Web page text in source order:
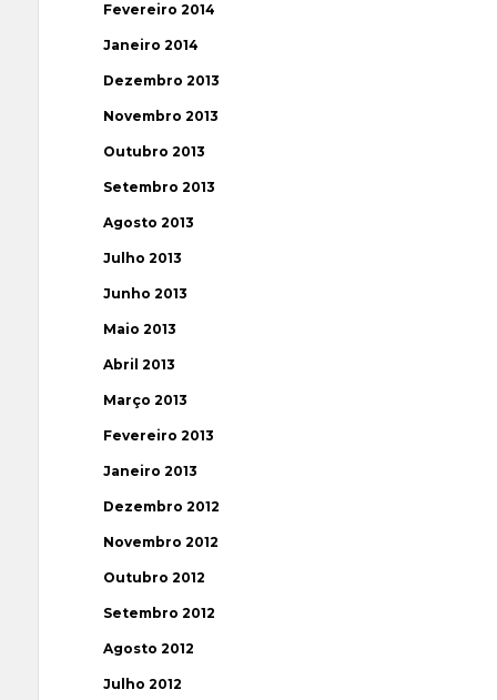
Fevereiro 2014
Janeiro 2014
Dezembro 2013
Novembro 2013
Outubro 2013
Setembro 2013
Agosto 2013
Julho 2013
Junho 2013
Maio 2013
Abril 2013
Março 2013
Fevereiro 2013
Janeiro 2013
Dezembro 2012
Novembro 2012
Outubro 2012
Setembro 2012
Agosto 2012
Julho 2012